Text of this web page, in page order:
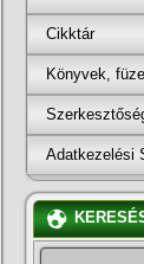
Cikktár
Könyvek,
Adatkezelési